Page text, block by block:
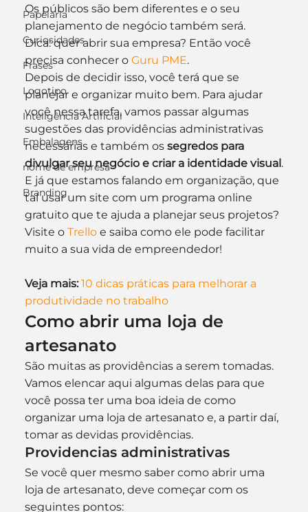
Papelaria
Curiosidades
Frases
Logotipo
Inteligência Artificial
Embalagens
nome de empresa
Branding
Os públicos são bem diferentes e o seu
planejamento de negócio também será.
Dica: quer abrir sua empresa? Então você
precisa conhecer o Guru PME.
Depois de decidir isso, você terá que se
planejar e organizar muito bem. Para ajudar
você nessa tarefa, vamos passar algumas
sugestões das providências administrativas
necessárias e também os segredos para
divulgar seu negócio e criar a identidade visual.
E já que estamos falando em organização, que
tal usar um site com um programa online
gratuito que te ajuda a planejar seus projetos?
Visite o Trello e saiba como ele pode facilitar
muito a sua vida de empreendedor!
Veja mais: 10 dicas práticas para melhorar a
produtividade no trabalho
Como abrir uma loja de
artesanato
São muitas as providências a serem tomadas.
Vamos elencar aqui algumas delas para que
você possa ter uma boa ideia de como
organizar uma loja de artesanato e, a partir daí,
tomar as devidas providências.
Providencias administrativas
Se você quer mesmo saber como abrir uma
loja de artesanato, deve começar com os
seguintes pontos: